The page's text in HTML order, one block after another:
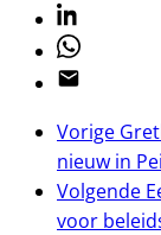
Linkedin
Whatsapp
Email
Vorige
nieuw in
Volgende
voor